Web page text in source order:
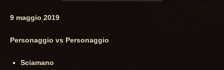
9 maggio 2019
Personaggio vs Personaggio
Sciamano